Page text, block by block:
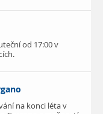
od 17:00 v
na konci léta v